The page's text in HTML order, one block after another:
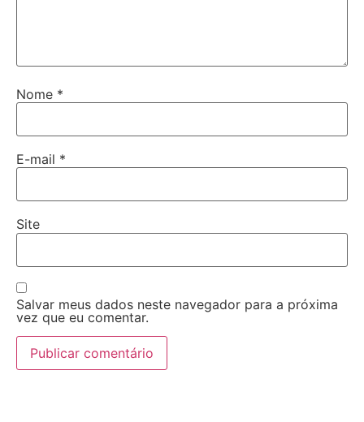
Nome *
E-mail *
Site
Salvar meus dados neste navegador para a próxima
vez que eu comentar.